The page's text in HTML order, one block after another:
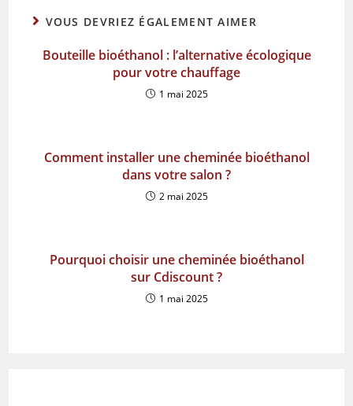
VOUS DEVRIEZ ÉGALEMENT AIMER
Bouteille bioéthanol : l’alternative écologique
pour votre chauffage
1 mai 2025
Comment installer une cheminée bioéthanol
dans votre salon ?
2 mai 2025
Pourquoi choisir une cheminée bioéthanol
sur Cdiscount ?
1 mai 2025